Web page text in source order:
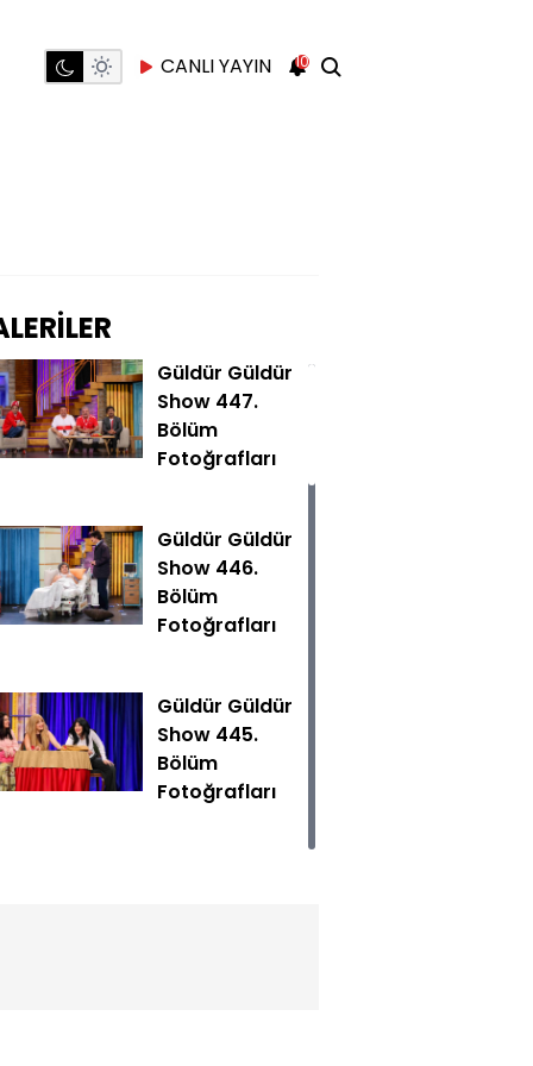
CANLI YAYIN 10
Jale’ye satış yapmak için yüksek bir performans
Güldür Güldür
Show 447.
Bölüm
Fotoğrafları
Güldür Güldür
Show 446.
Bölüm
Fotoğrafları
Güldür Güldür
Show 445.
Bölüm
Fotoğrafları